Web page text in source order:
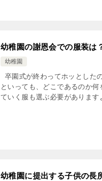
幼稚園の謝恩会での服装は
幼稚園
卒園式が終わってホッとした
といっても、どこであるのか
ていく服も選ぶ必要がありま
幼稚園に提出する子供の長